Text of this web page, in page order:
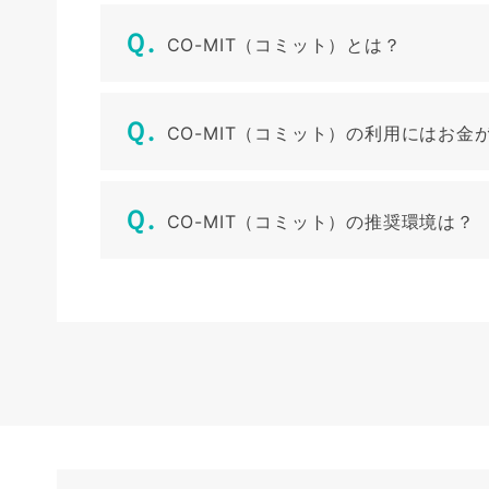
CO-MIT（コミット）とは？
CO-MIT（コミット）の利用にはお金
CO-MIT（コミット）の推奨環境は？